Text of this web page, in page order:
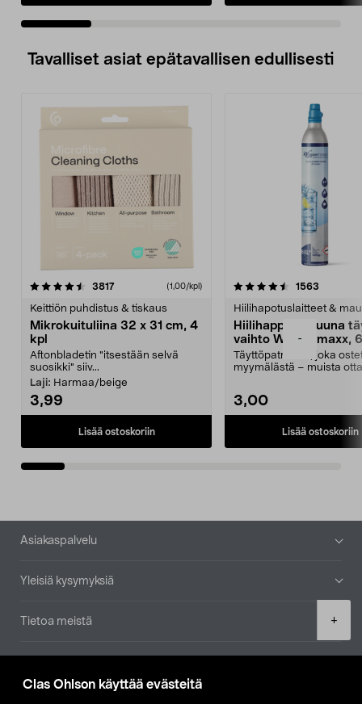
Clas Ohlson käyttää evästeitä
-
+
Tavalliset asiat epätavallisen edullisesti
3817arvostelut (1,00/kpl)
Keittiön puhdistus & tiskaus
Mikrokuituliina 32 x 31 cm, 4
kpl
Aftonbladetin "itsestään selvä
suosikki" siiv...
Laji: Harmaa/beige
3,99
Lisää ostoskoriin
4.5viidestä
1563
Hiilihapotuslaitteet &
Hiilihappopatruuna
vaihto Wassermaxx,
Täyttöpatruuna, joka
myymälästä – muista
3,00
Lisää ostoskoriin
4.5viidestä
Alatunniste
Asiakaspalvelu
Yleisiä kysymyksiä
Tietoa meistä